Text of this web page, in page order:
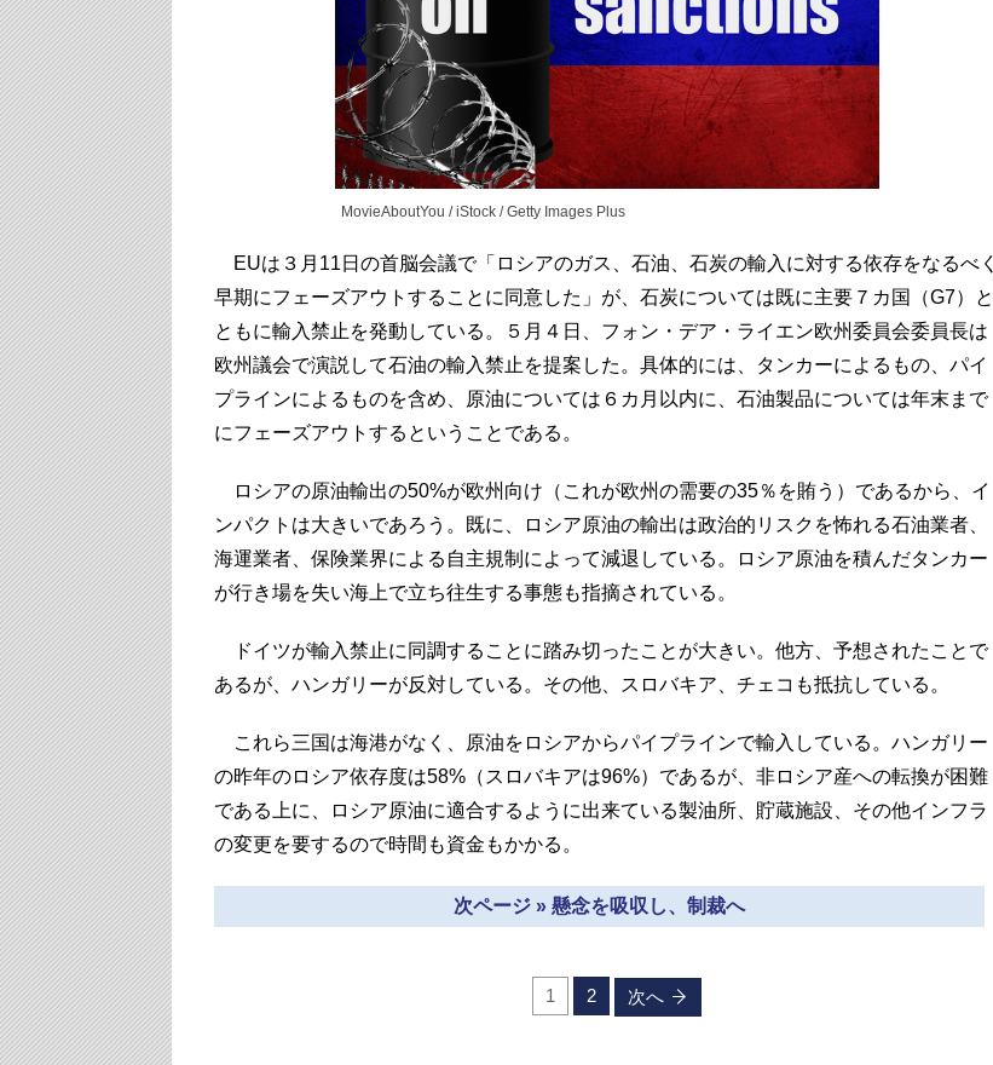
MovieAboutYou / iStock / Getty Images Plus
EUは３月11日の首脳会議で「ロシアのガス、石油、石炭の輸入に対する依存をなるべく
早期にフェーズアウトすることに同意した」が、石炭については既に主要７カ国（G7）と
ともに輸入禁止を発動している。５月４日、フォン・デア・ライエン欧州委員会委員長は
欧州議会で演説して石油の輸入禁止を提案した。具体的には、タンカーによるもの、パイ
プラインによるものを含め、原油については６カ月以内に、石油製品については年末まで
にフェーズアウトするということである。
ロシアの原油輸出の50%が欧州向け（これが欧州の需要の35％を賄う）であるから、イ
ンパクトは大きいであろう。既に、ロシア原油の輸出は政治的リスクを怖れる石油業者、
海運業者、保険業界による自主規制によって減退している。ロシア原油を積んだタンカー
が行き場を失い海上で立ち往生する事態も指摘されている。
ドイツが輸入禁止に同調することに踏み切ったことが大きい。他方、予想されたことで
あるが、ハンガリーが反対している。その他、スロバキア、チェコも抵抗している。
これら三国は海港がなく、原油をロシアからパイプラインで輸入している。ハンガリー
の昨年のロシア依存度は58%（スロバキアは96%）であるが、非ロシア産への転換が困難
である上に、ロシア原油に適合するように出来ている製油所、貯蔵施設、その他インフラ
の変更を要するので時間も資金もかかる。
次ページ » 懸念を吸収し、制裁へ
1 2 次へ